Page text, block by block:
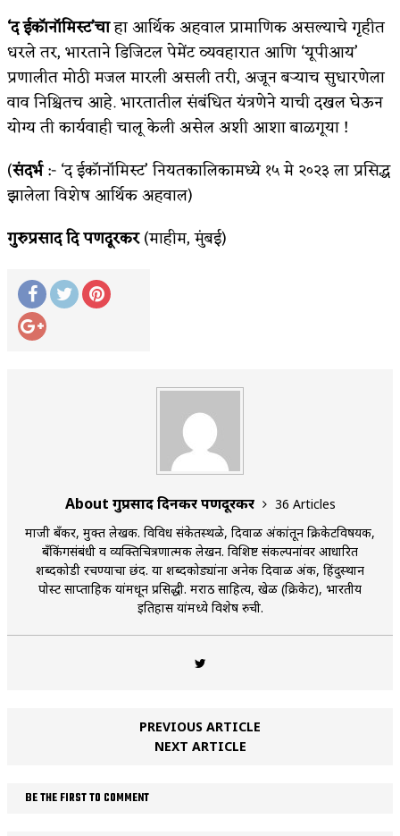
‘द ईकॉनॉमिस्ट’चाहा आर्थिक अहवाल प्रामाणिक असल्याचे गृहीत
धरले तर, भारताने डिजिटल पेमेंट व्यवहारात आणि ‘यूपीआय’
प्रणालीत मोठी मजल मारली असली तरी, अजून बऱ्याच सुधारणेला
वाव निश्चितच आहे. भारतातील संबंधित यंत्रणेने याची दखल घेऊन
योग्य ती कार्यवाही चालू केली असेल अशी आशा बाळगूया !
(संदर्भ:- ‘द ईकॉनॉमिस्ट’ नियतकालिकामध्ये १५ मे २०२३ ला प्रसिद्ध
झालेला विशेष आर्थिक अहवाल)
गुरुप्रसाद दि पणदूरकर(माहीम, मुंबई)
About गुरुप्रसाद दिनकर पणदूरकर
36 Articles
माजी बँकर, मुक्त लेखक. विविध संकेतस्थळे, दिवाळी अंकांतून क्रिकेटविषयक,
बँकिंगसंबंधी व व्यक्तिचित्रणात्मक लेखन. विशिष्ट संकल्पनांवर आधारित
शब्दकोडी रचण्याचा छंद. या शब्दकोड्यांना अनेक दिवाळी अंक, हिंदुस्थान
पोस्ट साप्ताहिक यांमधून प्रसिद्धी. मराठी साहित्य, खेळ (क्रिकेट), भारतीय
इतिहास यांमध्ये विशेष रुची.
PREVIOUS ARTICLE
NEXT ARTICLE
BE THE FIRST TO COMMENT